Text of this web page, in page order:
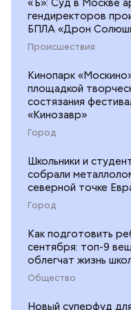
гендиректоров
БПЛА «Дрон
Происшествия
Кинопарк
площадкой
состязания
«Кинозавр»
Город
Школьники и
собрали
северной точке
Город
Как подготовить
сентября: топ-9
облегчат жизнь
Общество
Новый суперфуд